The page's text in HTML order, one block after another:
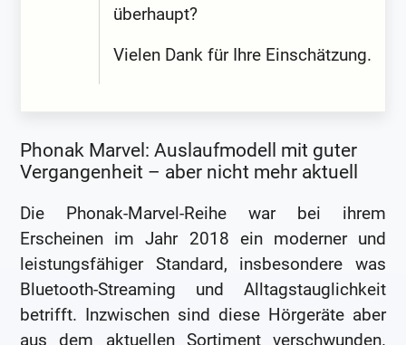
überhaupt?
Vielen Dank für Ihre Einschätzung.
Phonak Marvel: Auslaufmodell mit guter
Vergangenheit – aber nicht mehr aktuell
Die Phonak-Marvel-Reihe war bei ihrem
Erscheinen im Jahr 2018 ein moderner und
leistungsfähiger Standard, insbesondere was
Bluetooth-Streaming und Alltagstauglichkeit
betrifft. Inzwischen sind diese Hörgeräte aber
aus dem aktuellen Sortiment verschwunden.